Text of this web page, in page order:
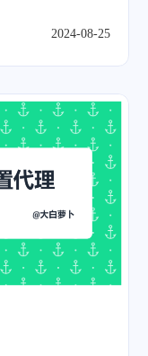
2024-08-25